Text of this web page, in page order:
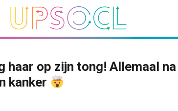
haar op zijn tong! Allemaal
kanker